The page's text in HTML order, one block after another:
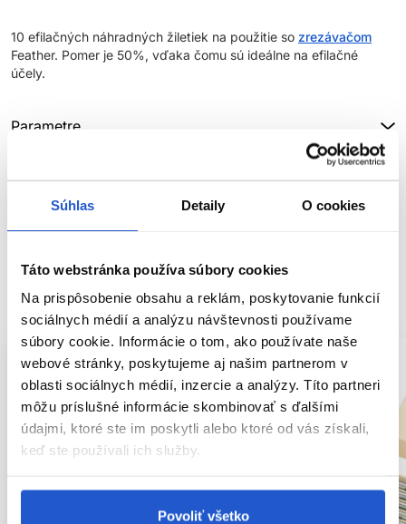
Súhlas Detaily O cookies
Táto webstránka používa súbory cookies
Na prispôsobenie obsahu a reklám, poskytovanie funkcií
sociálnych médií a analýzu návštevnosti používame
súbory cookie. Informácie o tom, ako používate naše
webové stránky, poskytujeme aj našim partnerom v
oblasti sociálnych médií, inzercie a analýzy. Títo partneri
môžu príslušné informácie skombinovať s ďalšími
údajmi, ktoré ste im poskytli alebo ktoré od vás získali,
keď ste používali ich služby.
Povoliť všetko
10 efilačných náhradných žiletiek na použitie so zrezávačom
Feather. Pomer je 50%, vďaka čomu sú ideálne na efilačné
účely.
Parametre
Hodnotenia
SÚVISIACE PRODUKTY